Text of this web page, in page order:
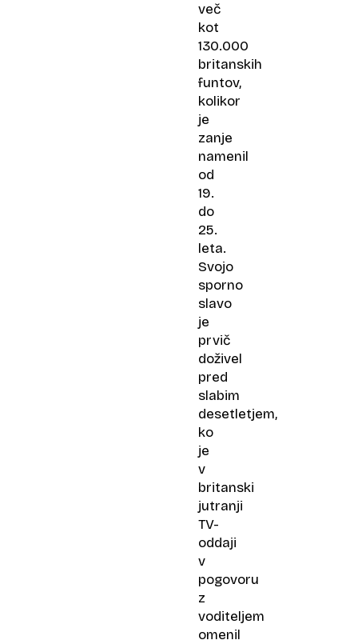
več
kot
130.000
britanskih
funtov,
kolikor
je
zanje
namenil
od
19.
do
25.
leta.
Svojo
sporno
slavo
je
prvič
doživel
pred
slabim
desetletjem,
ko
je
v
britanski
jutranji
TV-
oddaji
v
pogovoru
z
voditeljem
omenil